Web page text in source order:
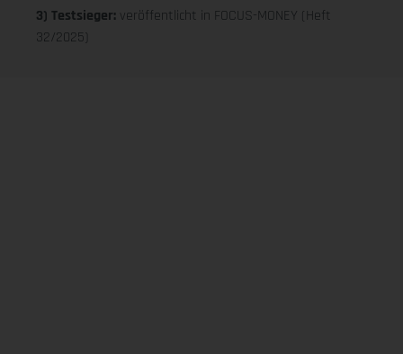
3) Testsieger: veröffentlicht in FOCUS-MONEY (Heft
32/2025)